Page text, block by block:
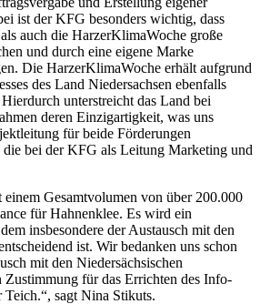
ist der KFG besonders wichtig, dass
auch die HarzerKlimaWoche große
und durch eine eigene Marke
Die HarzerKlimaWoche erhält aufgrund
des Land Niedersachsen ebenfalls
unterstreicht das Land bei
deren Einzigartigkeit, was uns
für beide Förderungen
bei der KFG als Leitung Marketing und
Gesamtvolumen von über 200.000
für Hahnenklee. Es wird ein
insbesondere der Austausch mit den
ist. Wir bedanken uns schon
mit den Niedersächsischen
Zustimmung für das Errichten des Info-
sagt Nina Stikuts.